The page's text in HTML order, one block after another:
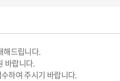
해드립니다.
바랍니다.
하여 주시기 바랍니다.